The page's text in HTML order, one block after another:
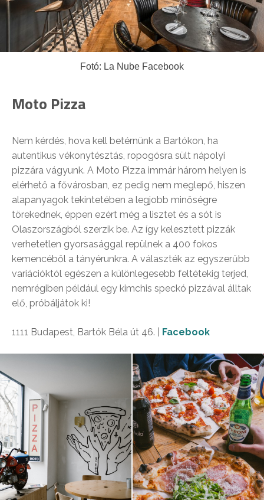
Fotó: La Nube Facebook
Moto Pizza
Nem kérdés, hova kell betérnünk a Bartókon, ha
autentikus vékonytésztás, ropogósra sült nápolyi
pizzára vágyunk. A Moto Pizza immár három helyen is
elérhető a fővárosban, ez pedig nem meglepő, hiszen
alapanyagok tekintetében a legjobb minőségre
törekednek, éppen ezért még a lisztet és a sót is
Olaszországból szerzik be. Az így kelesztett pizzák
verhetetlen gyorsasággal repülnek a 400 fokos
kemencéből a tányérunkra. A választék az egyszerűbb
variációktól egészen a különlegesebb feltétekig terjed,
nemrégiben például egy kimchis speckó pizzával álltak
elő, próbáljátok ki!
1111 Budapest, Bartók Béla út 46. | Facebook